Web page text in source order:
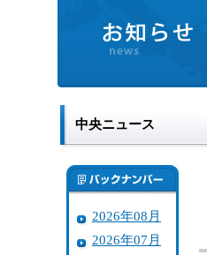
中央ニュース
2026年08月
2026年07月